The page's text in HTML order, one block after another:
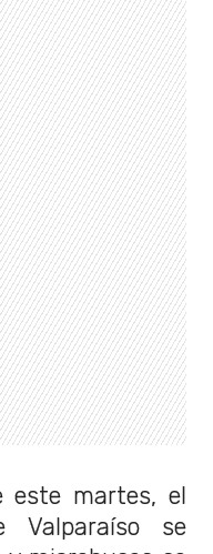
este martes, el
Valparaíso se